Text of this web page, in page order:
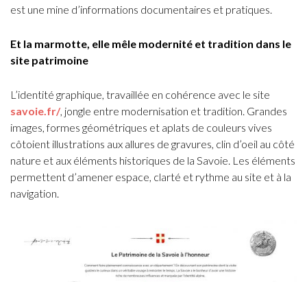
est une mine d’informations documentaires et pratiques.
Et la marmotte, elle mêle modernité et tradition dans le
site patrimoine
L’identité graphique, travaillée en cohérence avec le site
savoie.fr/, jongle entre modernisation et tradition. Grandes
images, formes géométriques et aplats de couleurs vives
côtoient illustrations aux allures de gravures, clin d’oeil au côté
nature et aux éléments historiques de la Savoie. Les éléments
permettent d’amener espace, clarté et rythme au site et à la
navigation.